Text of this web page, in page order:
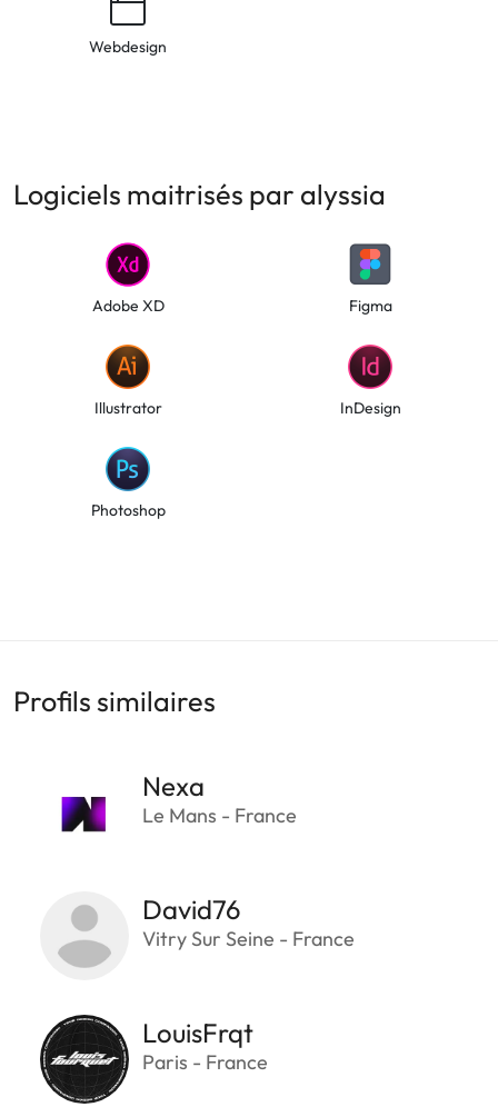
Webdesign
Logiciels maitrisés par alyssia
Adobe XD Figma
Illustrator InDesign
Photoshop
Profils similaires
Nexa
Le Mans - France
David76
Vitry Sur Seine - France
LouisFrqt
Paris - France